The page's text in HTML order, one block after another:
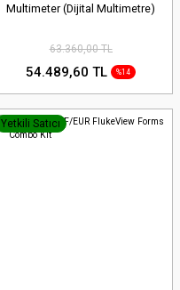
Multimeter (Dijital Multimetre)
63.360,00 TL
54.489,60 TL %14
Yetkili Satıcı